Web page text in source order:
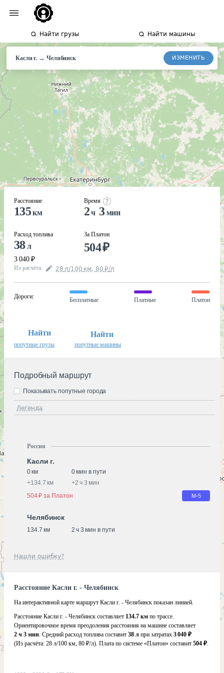
Найти грузы Найти машины
Касли г. → Челябинск ИЗМЕНИТЬ
Расстояние
135км
Расход топлива
38л
3 040 ₽
Время
2 ч 3мин
За Платон
504₽
Из расчёта: 28 л/100 км, 80 ₽/л
Дороги:
Бесплатные Платные Платон
Найти
попутные грузы
Найти
попутные машины
Подробный маршрут
Легенда
Показывать попутные города
Россия
Касли г.
0 км
0 мин в пути
+134.7 км +2 ч 3 мин
504 ₽ за Платон
М-5
Челябинск
134.7 км 2 ч 3 мин в пути
Нашли ошибку?
Расстояние Касли г. - Челябинск
На интерактивной карте маршрут Касли г. - Челябинск показан линией.
Расстояние Касли г. - Челябинск составляет 134.7 км по трассе.
Ориентировочное время преодоления расстояния на машине составляет
2 ч 3 мин. Средний расход топлива составит 38 л при затратах 3 040 ₽
(Из расчёта: 28 л/100 км, 80 ₽/л). Плата по системе «Платон» составит 504 ₽.